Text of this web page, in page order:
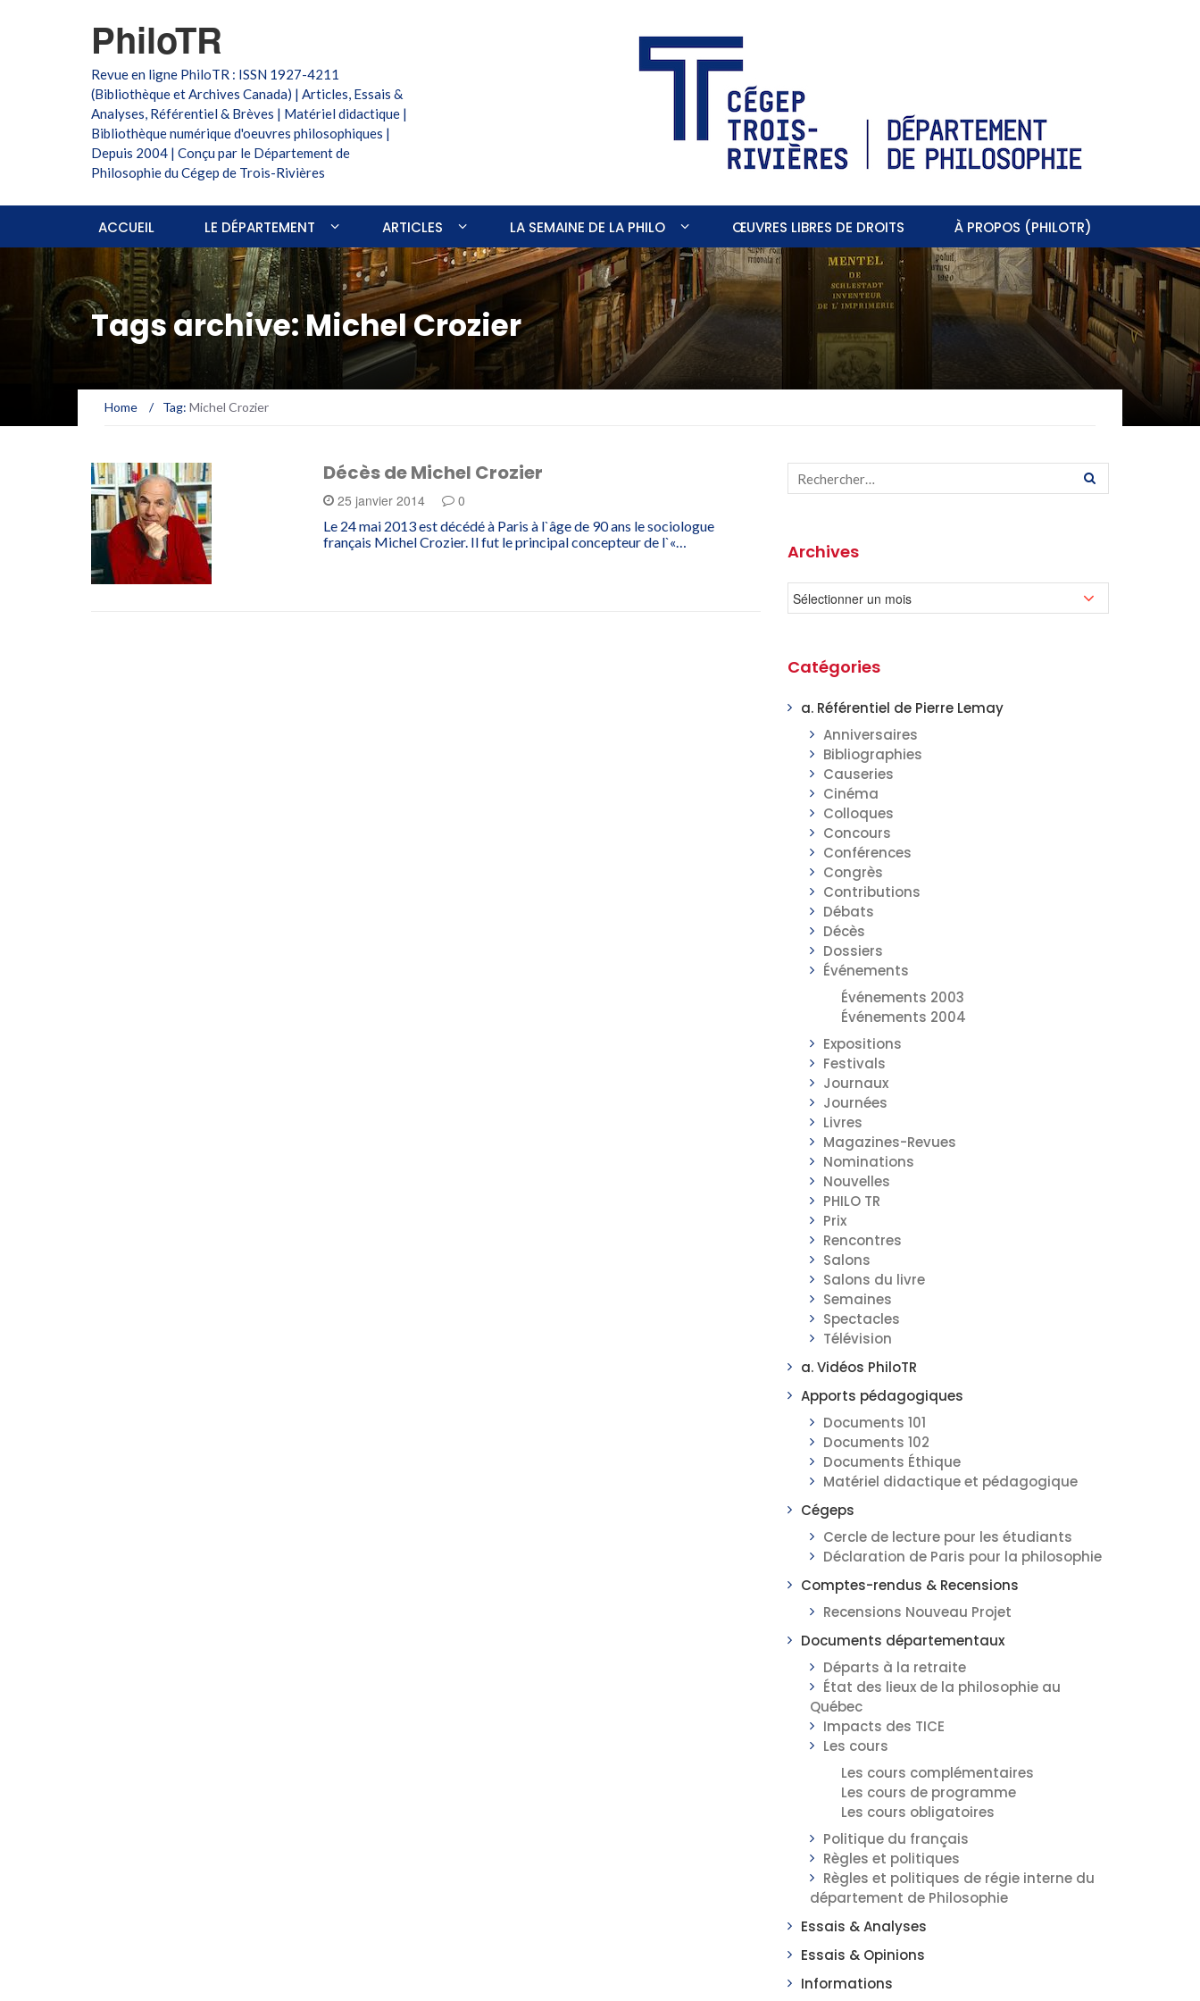
PhiloTR
Revue en ligne PhiloTR : ISSN 1927-4211
(Bibliothèque et Archives Canada) | Articles, Essais &
Analyses, Référentiel & Brèves | Matériel didactique |
Bibliothèque numérique d'oeuvres philosophiques |
Depuis 2004 | Conçu par le Département de
Philosophie du Cégep de Trois-Rivières
ACCUEIL LE DÉPARTEMENT ARTICLES LA SEMAINE DE LA PHILO ŒUVRES LIBRES DE DROITS À PROPOS (PHILOTR)
Tags archive: Michel Crozier
Home / Tag: Michel Crozier
Décès de Michel Crozier
25 janvier 2014 0
Le 24 mai 2013 est décédé à Paris à l`âge de 90 ans le sociologue
français Michel Crozier. Il fut le principal concepteur de l`«…
Archives
Catégories
a. Référentiel de Pierre Lemay
Anniversaires
Bibliographies
Causeries
Cinéma
Colloques
Concours
Conférences
Congrès
Contributions
Débats
Décès
Dossiers
Événements
Événements 2003
Événements 2004
Expositions
Festivals
Journaux
Journées
Livres
Magazines-Revues
Nominations
Nouvelles
PHILO TR
Prix
Rencontres
Salons
Salons du livre
Semaines
Spectacles
Télévision
a. Vidéos PhiloTR
Apports pédagogiques
Documents 101
Documents 102
Documents Éthique
Matériel didactique et pédagogique
Cégeps
Cercle de lecture pour les étudiants
Déclaration de Paris pour la philosophie
Comptes-rendus & Recensions
Recensions Nouveau Projet
Documents départementaux
Départs à la retraite
État des lieux de la philosophie au
Québec
Impacts des TICE
Les cours
Les cours complémentaires
Les cours de programme
Les cours obligatoires
Politique du français
Règles et politiques
Règles et politiques de régie interne du
département de Philosophie
Essais & Analyses
Essais & Opinions
Informations